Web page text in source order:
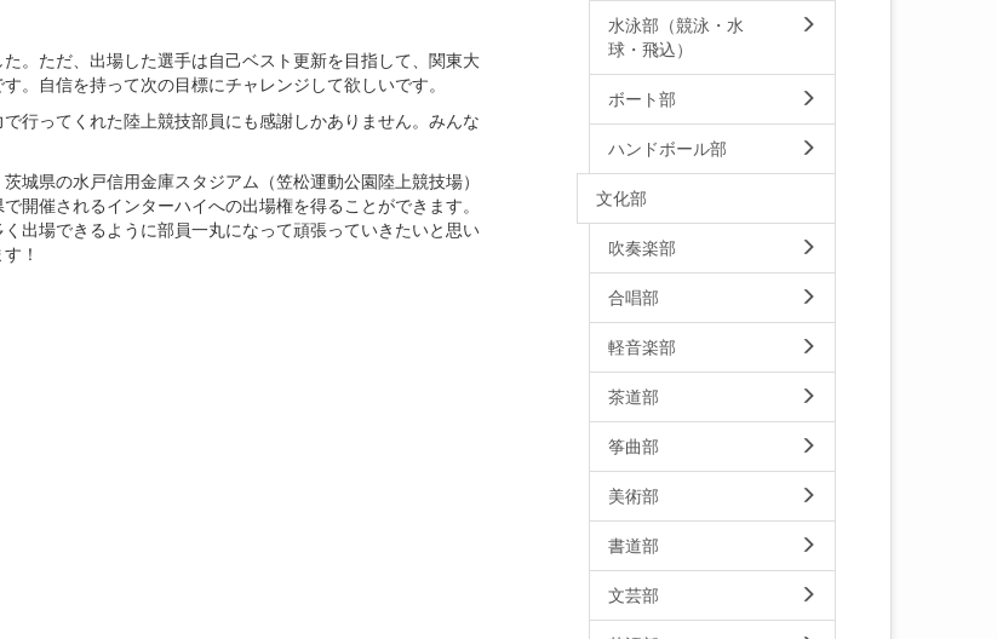
。ただ、出場した選手は自己ベスト更新を目指して、関東大
。自信を持って次の目標にチャレンジして欲しいです。
行ってくれた陸上競技部員にも感謝しかありません。みんな
城県の水戸信用金庫スタジアム（笠松運動公園陸上競技場）
開催されるインターハイへの出場権を得ることができます。
出場できるように部員一丸になって頑張っていきたいと思い
！
水泳部（競泳・水
球・飛込）
ボート部
ハンドボール部
文化部
吹奏楽部
合唱部
軽音楽部
茶道部
筝曲部
美術部
書道部
文芸部